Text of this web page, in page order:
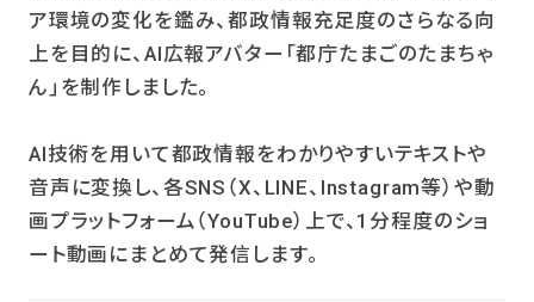
ア環境の変化を鑑み、都政情報充足度のさらなる向
上を目的に、AI広報アバター「都庁たまごのたまちゃ
ん」を制作しました。
AI技術を用いて都政情報をわかりやすいテキストや
音声に変換し、各SNS（X、LINE、Instagram等）や動
画プラットフォーム（YouTube）上で、1分程度のショ
ート動画にまとめて発信します。